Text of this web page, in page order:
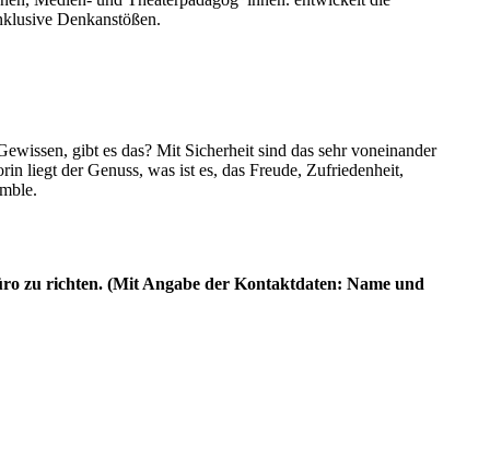
Denkanstößen.
gibt es das? Mit Sicherheit sind das sehr voneinander
liegt der Genuss, was ist es, das Freude, Zufriedenheit,
zu richten. (Mit Angabe der Kontaktdaten: Name und